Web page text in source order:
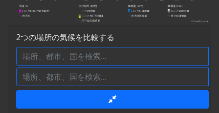
2つの場所の気候を比較する